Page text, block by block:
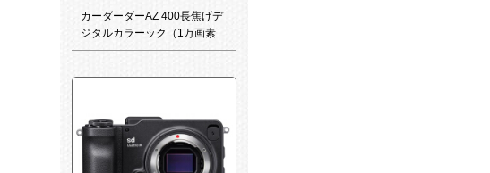
カーダーダーAZ 400長焦げデ
ジタルカラーック（1万画素
CCDセイン3イン3インティー